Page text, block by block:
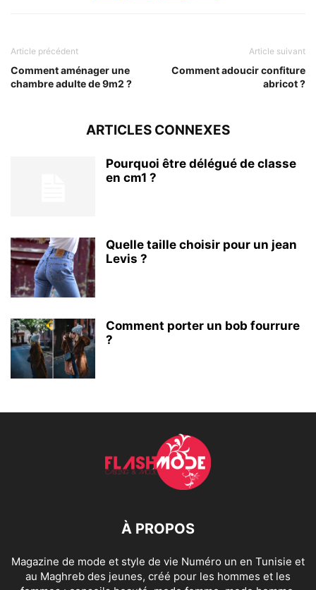
Article précédent
Comment aménager une
chambre adulte de 9m2 ?
Article suivant
Comment adoucir confiture
abricot ?
ARTICLES CONNEXES
Pourquoi être délégué de classe
en cm1 ?
Quelle taille choisir pour un jean
Levis ?
Comment porter un bob fourrure
?
À PROPOS
Magazine de mode et style de vie Numéro un en Tunisie et
au Maghreb des jeunes, créé pour les hommes et les